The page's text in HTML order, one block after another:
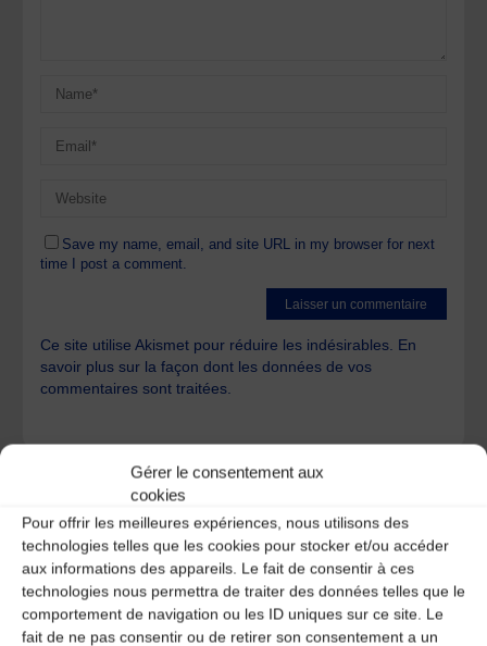
Gérer le consentement aux
cookies
Pour offrir les meilleures expériences, nous utilisons des
technologies telles que les cookies pour stocker et/ou accéder
aux informations des appareils. Le fait de consentir à ces
technologies nous permettra de traiter des données telles que le
comportement de navigation ou les ID uniques sur ce site. Le
fait de ne pas consentir ou de retirer son consentement a un
Save my name, email, and site URL in my browser for next
time I post a comment.
Ce site utilise Akismet pour réduire les indésirables. En
savoir plus sur la façon dont les données de vos
commentaires sont traitées.
A DECOUVRIR :